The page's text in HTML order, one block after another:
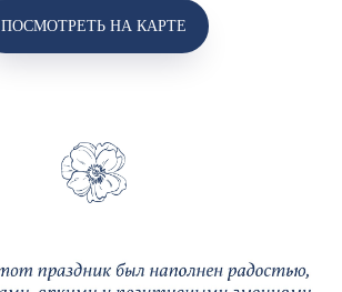
ПОСМОТРЕТЬ НА КАРТЕ